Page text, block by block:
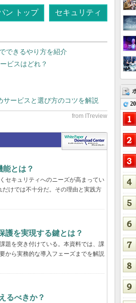
ン トップ セキュリティ
できるやり方を紹介
ビスはどれ？
サービスと選び方のコツを解説
とは？
セキュリティへのニーズが高まってい
けでは不十分だ。その理由と実践方
を実現する鍵とは？
題を突き付けている。本資料では、課
から実務的な導入フェーズまでを解説
るべきか？